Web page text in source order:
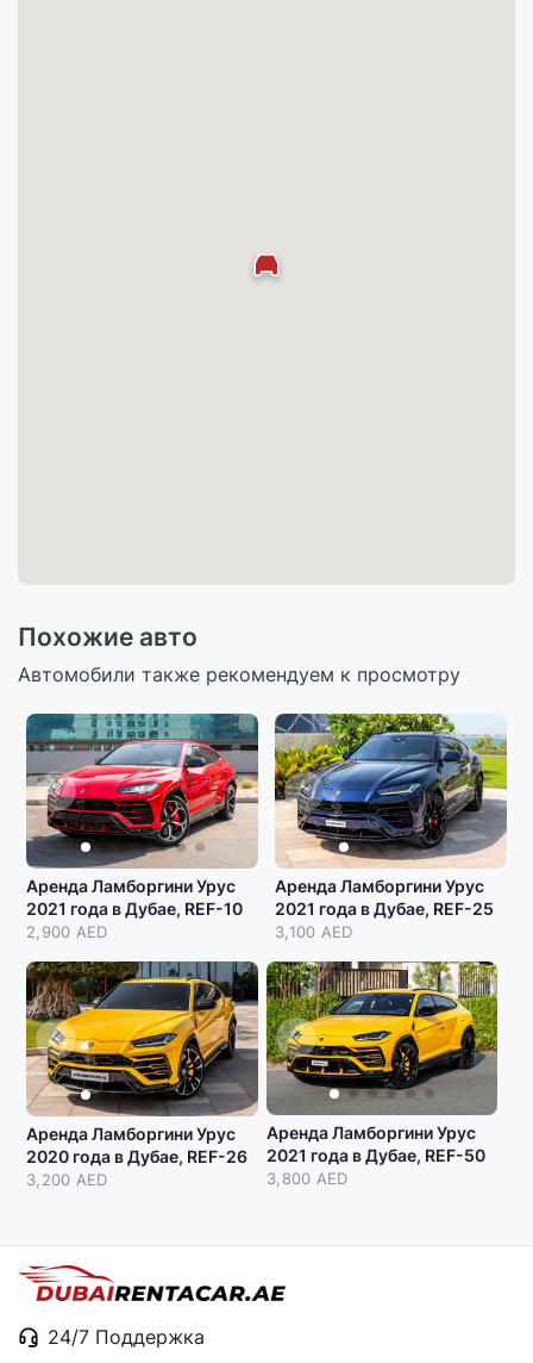
Похожие авто
Автомобили также рекомендуем к просмотру
Аренда Ламборгини Урус
2021 года в Дубае, REF-10
2,900 AED
Аренда Ламборгини Урус
2021 года в Дубае, REF-25
3,100 AED
Аренда Ламборгини Урус
2020 года в Дубае, REF-26
3,200 AED
Аренда Ламборгини Урус
2021 года в Дубае, REF-50
3,800 AED
24/7 Поддержка